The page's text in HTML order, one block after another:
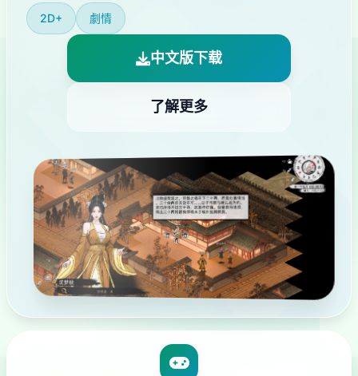
2D+ 劇情
中文版下载
了解更多